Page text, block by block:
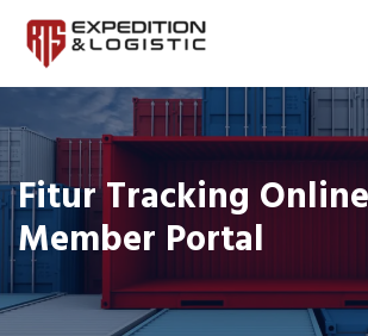
Fitur Tracking
Member Portal